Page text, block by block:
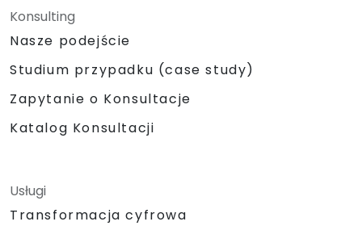
Konsulting
Nasze podejście
Studium przypadku (case study)
Zapytanie o Konsultacje
Katalog Konsultacji
Usługi
Transformacja cyfrowa